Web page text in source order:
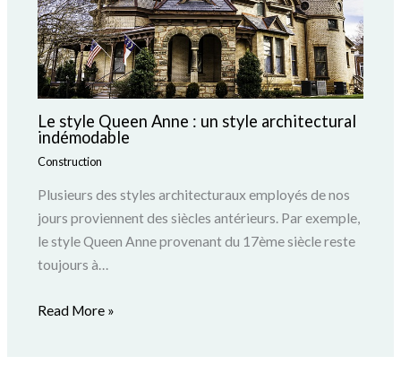
Le style Queen Anne : un style architectural
indémodable
Construction
Plusieurs des styles architecturaux employés de nos
jours proviennent des siècles antérieurs. Par exemple,
le style Queen Anne provenant du 17ème siècle reste
toujours à…
Read More »